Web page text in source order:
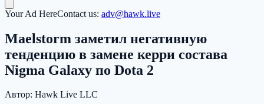
Your Ad HereContact us: adv@hawk.live
Maelstorm заметил негативную
тенденцию в замене керри состава
Nigma Galaxy по Dota 2
Автор: Hawk Live LLC